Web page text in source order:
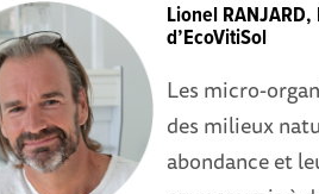
Lionel
d’EcoVitiSol
Les micro-
des milieux
abondance et